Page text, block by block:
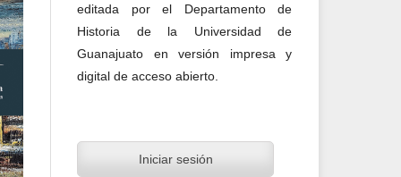
editada por el Departamento de
Historia de la Universidad de
Guanajuato en versión impresa y
digital de acceso abierto.
Iniciar sesión